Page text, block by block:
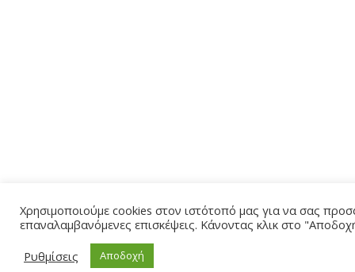
Χρησιμοποιούμε cookies στον ιστότοπό μας για να σας
επαναλαμβανόμενες επισκέψεις. Κάνοντας κλικ στο
Ρυθμίσεις
Αποδοχή